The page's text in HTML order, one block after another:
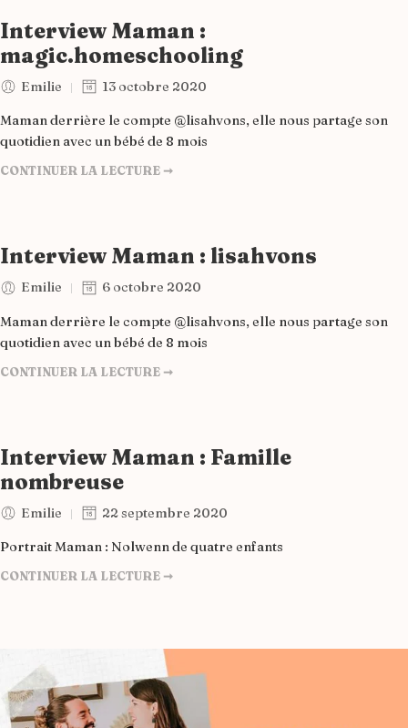
Interview Maman :
magic.homeschooling
Emilie 13 octobre 2020
Maman derrière le compte @lisahvons, elle nous partage son
quotidien avec un bébé de 8 mois
CONTINUER LA LECTURE ➞
Interview Maman : lisahvons
Emilie 6 octobre 2020
Maman derrière le compte @lisahvons, elle nous partage son
quotidien avec un bébé de 8 mois
CONTINUER LA LECTURE ➞
Interview Maman : Famille
nombreuse
Emilie 22 septembre 2020
Portrait Maman : Nolwenn de quatre enfants
CONTINUER LA LECTURE ➞